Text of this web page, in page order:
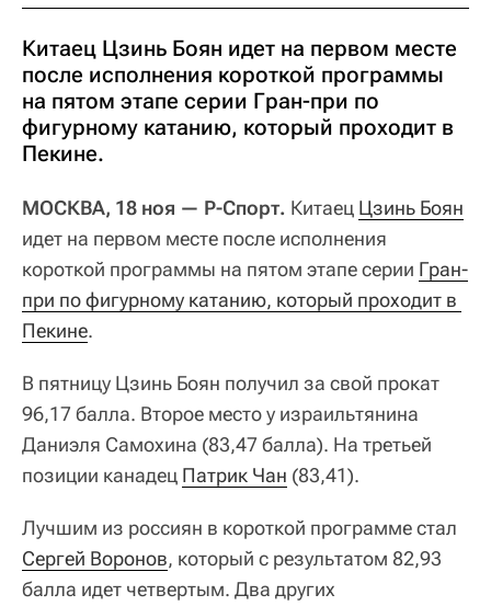
Китаец Цзинь Боян идет на первом месте
после исполнения короткой программы
на пятом этапе серии Гран-при по
фигурному катанию, который проходит в
Пекине.
МОСКВА, 18 ноя — Р-Спорт. Китаец Цзинь Боян
идет на первом месте после исполнения
короткой программы на пятом этапе серии Гран-
при по фигурному катанию, который проходит в
Пекине.
В пятницу Цзинь Боян получил за свой прокат
96,17 балла. Второе место у израильтянина
Даниэля Самохина (83,47 балла). На третьей
позиции канадец Патрик Чан (83,41).
Лучшим из россиян в короткой программе стал
Сергей Воронов, который с результатом 82,93
балла идет четвертым. Два других